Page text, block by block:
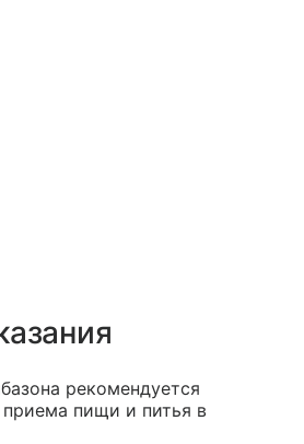
рекомендуется
приема пищи и питья в